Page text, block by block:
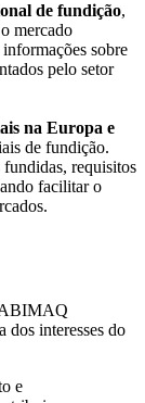
de fundição,
mercado
sobre
pelo setor
na Europa e
de fundição.
fundidas, requisitos
facilitar o
ABIMAQ
dos interesses do
e